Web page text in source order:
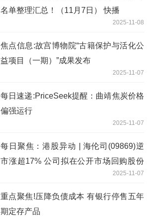
名单整理汇总！（11月7日） 快播
2025-11-08
焦点信息:故宫博物院“古籍保护与活化公
益项目（一期）”成果发布
2025-11-07
每日速递:PriceSeek提醒：曲靖焦炭价格
偏强运行
2025-11-07
每日聚焦：港股异动 | 海伦司(09869)逆
市涨超17% 公司拟在公开市场回购股份
2025-11-07
重点聚焦!压降负债成本 有银行停售五年
期定存产品